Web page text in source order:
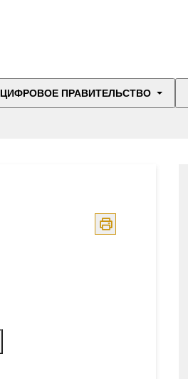
ЦИФРОВОЕ ПРАВИТЕЛЬСТВО